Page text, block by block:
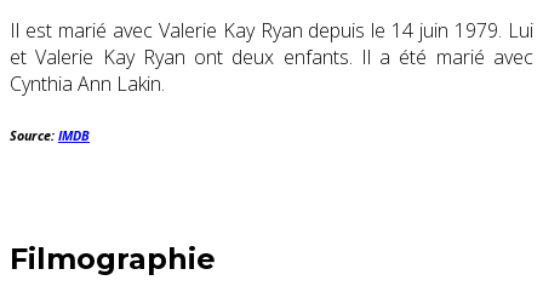
Il est marié avec Valerie Kay Ryan depuis le 14 juin 1979. Lui
et Valerie Kay Ryan ont deux enfants. Il a été marié avec
Cynthia Ann Lakin.
Source: IMDB
Filmographie